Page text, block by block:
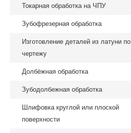
Токарная обработка на ЧПУ
Зубофрезерная обработка
Изготовление деталей из латуни по
чертежу
Долбёжная обработка
Зубодолбежная обработка
Шлифовка круглой или плоской
поверхности